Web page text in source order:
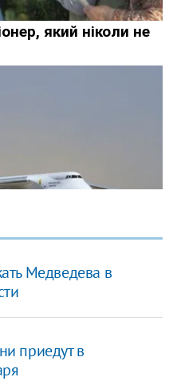
Медведева в
приедут в